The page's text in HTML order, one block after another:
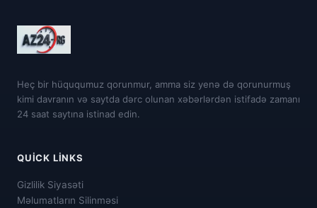
Heç bir hüququmuz qorunmur, amma siz yenə də qorunurmuş
kimi davranın və saytda dərc olunan xəbərlərdən istifadə zamanı
24 saat saytına istinad edin.
QUICK LINKS
Gizlilik Siyasəti
Məlumatların Silinməsi